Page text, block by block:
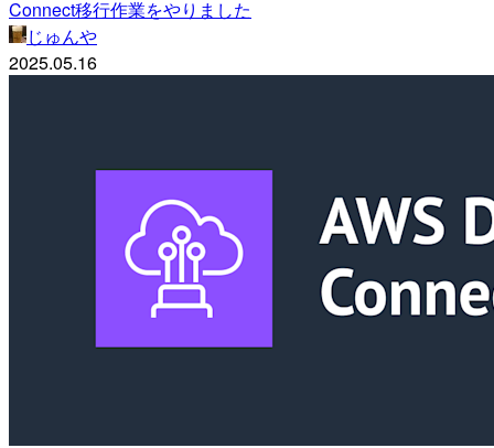
Connect移行作業をやりました
じゅんや
2025.05.16